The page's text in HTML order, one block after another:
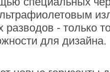
- только
для дизайна.